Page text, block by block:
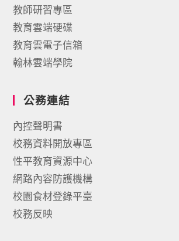
教師研習專區
教育雲端硬碟
教育雲電子信箱
翰林雲端學院
公務連結
內控聲明書
校務資料開放專區
性平教育資源中心
網路內容防護機構
校園食材登錄平臺
校務反映